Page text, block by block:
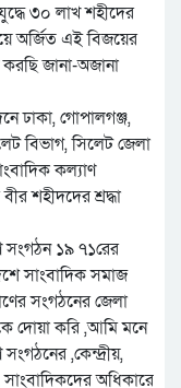
৩০ লাখ শহীদের
অর্জিত এই বিজয়ের
করছি জানা-অজানা
ঢাকা, গোপালগঞ্জ,
বিভাগ, সিলেট জেলা
কল্যাণ
শহীদদের শ্রদ্ধা
সংগঠন ১৯ ৭১রের
সাংবাদিক সমাজ
সংগঠনের জেলা
দোয়া করি ,আমি মনে
,কেন্দ্রীয়,
অধিকারে